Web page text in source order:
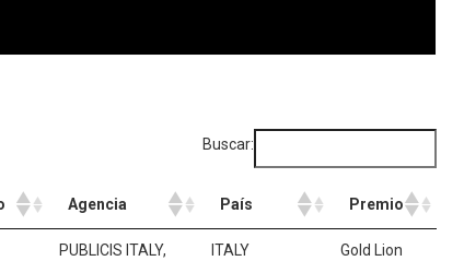
Buscar:
Agencia País Premio
Agencia País Premio
PUBLICIS ITALY,
ITALY Gold Lion